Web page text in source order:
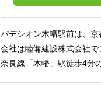
パデシオン木幡駅前は、
会社は睦備建設株式会社
奈良線「木幡」駅徒歩4分